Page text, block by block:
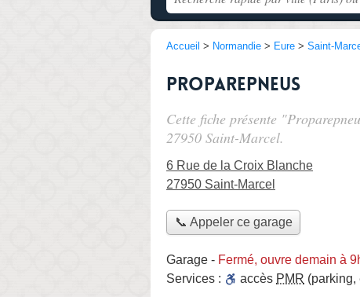
Accueil > Normandie > Eure > Saint-
Proparepneus
Cette fiche présente
27950 Saint-Marcel.
6 Rue de la Croix Blanche
27950 Saint-Marcel
📞 Appeler ce garage
Garage - Fermé, ouvre demain à
Services :
accès PMR (parking,